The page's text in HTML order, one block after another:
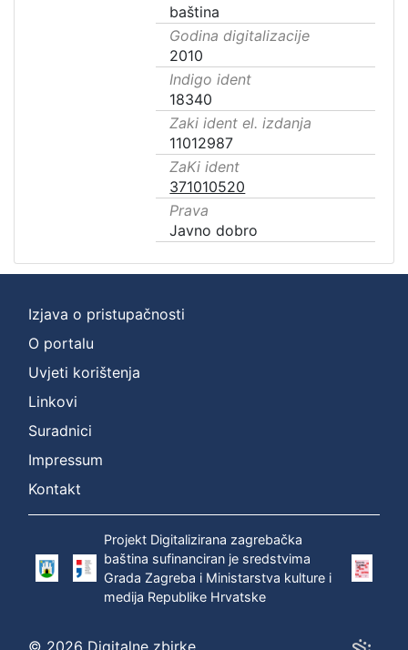
baština
Godina digitalizacije
2010
Indigo ident
18340
Zaki ident el. izdanja
11012987
ZaKi ident
371010520
Prava
Javno dobro
Izjava o pristupačnosti
O portalu
Uvjeti korištenja
Linkovi
Suradnici
Impressum
Kontakt
Projekt Digitalizirana zagrebačka
baština sufinanciran je sredstvima
Grada Zagreba i Ministarstva kulture i
medija Republike Hrvatske
© 2026 Digitalne zbirke